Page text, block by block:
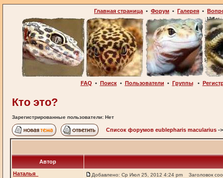
Главная страница • Форум • Галерея •
FAQ • Поиск• Пользователи • Группы•
Кто это?
Зарегистрированные пользователи: Нет
Список форумов eublepharis macularius -
Автор
Наталья_
Добавлено: Ср Июл 25, 2012 4:24 pm Заголовок